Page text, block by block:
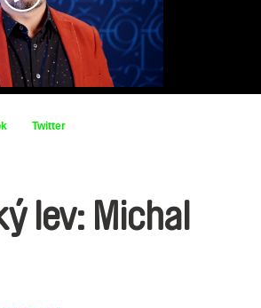
Twitter
lev: Michal